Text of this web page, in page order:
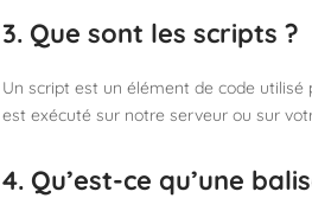
3. Que sont les scripts ?
Un script est un élément de code
est exécuté sur notre serveur ou sur
4. Qu’est-ce qu’une